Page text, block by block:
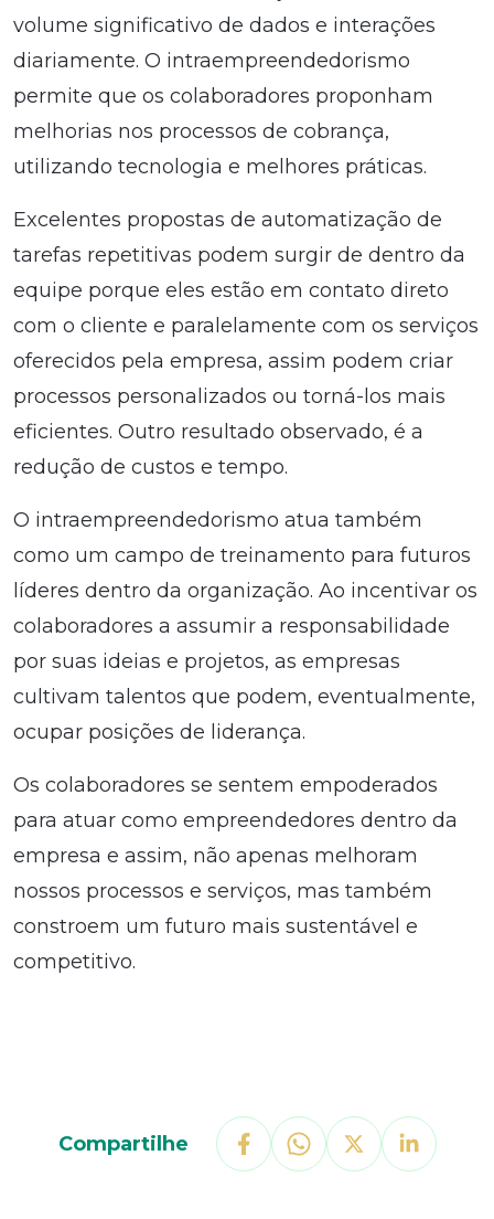
volume significativo de dados e interações
diariamente. O intraempreendedorismo
permite que os colaboradores proponham
melhorias nos processos de cobrança,
utilizando tecnologia e melhores práticas.
Excelentes propostas de automatização de
tarefas repetitivas podem surgir de dentro da
equipe porque eles estão em contato direto
com o cliente e paralelamente com os serviços
oferecidos pela empresa, assim podem criar
processos personalizados ou torná-los mais
eficientes. Outro resultado observado, é a
redução de custos e tempo.
O intraempreendedorismo atua também
como um campo de treinamento para futuros
líderes dentro da organização. Ao incentivar os
colaboradores a assumir a responsabilidade
por suas ideias e projetos, as empresas
cultivam talentos que podem, eventualmente,
ocupar posições de liderança.
Os colaboradores se sentem empoderados
para atuar como empreendedores dentro da
empresa e assim, não apenas melhoram
nossos processos e serviços, mas também
constroem um futuro mais sustentável e
competitivo.
Compartilhe